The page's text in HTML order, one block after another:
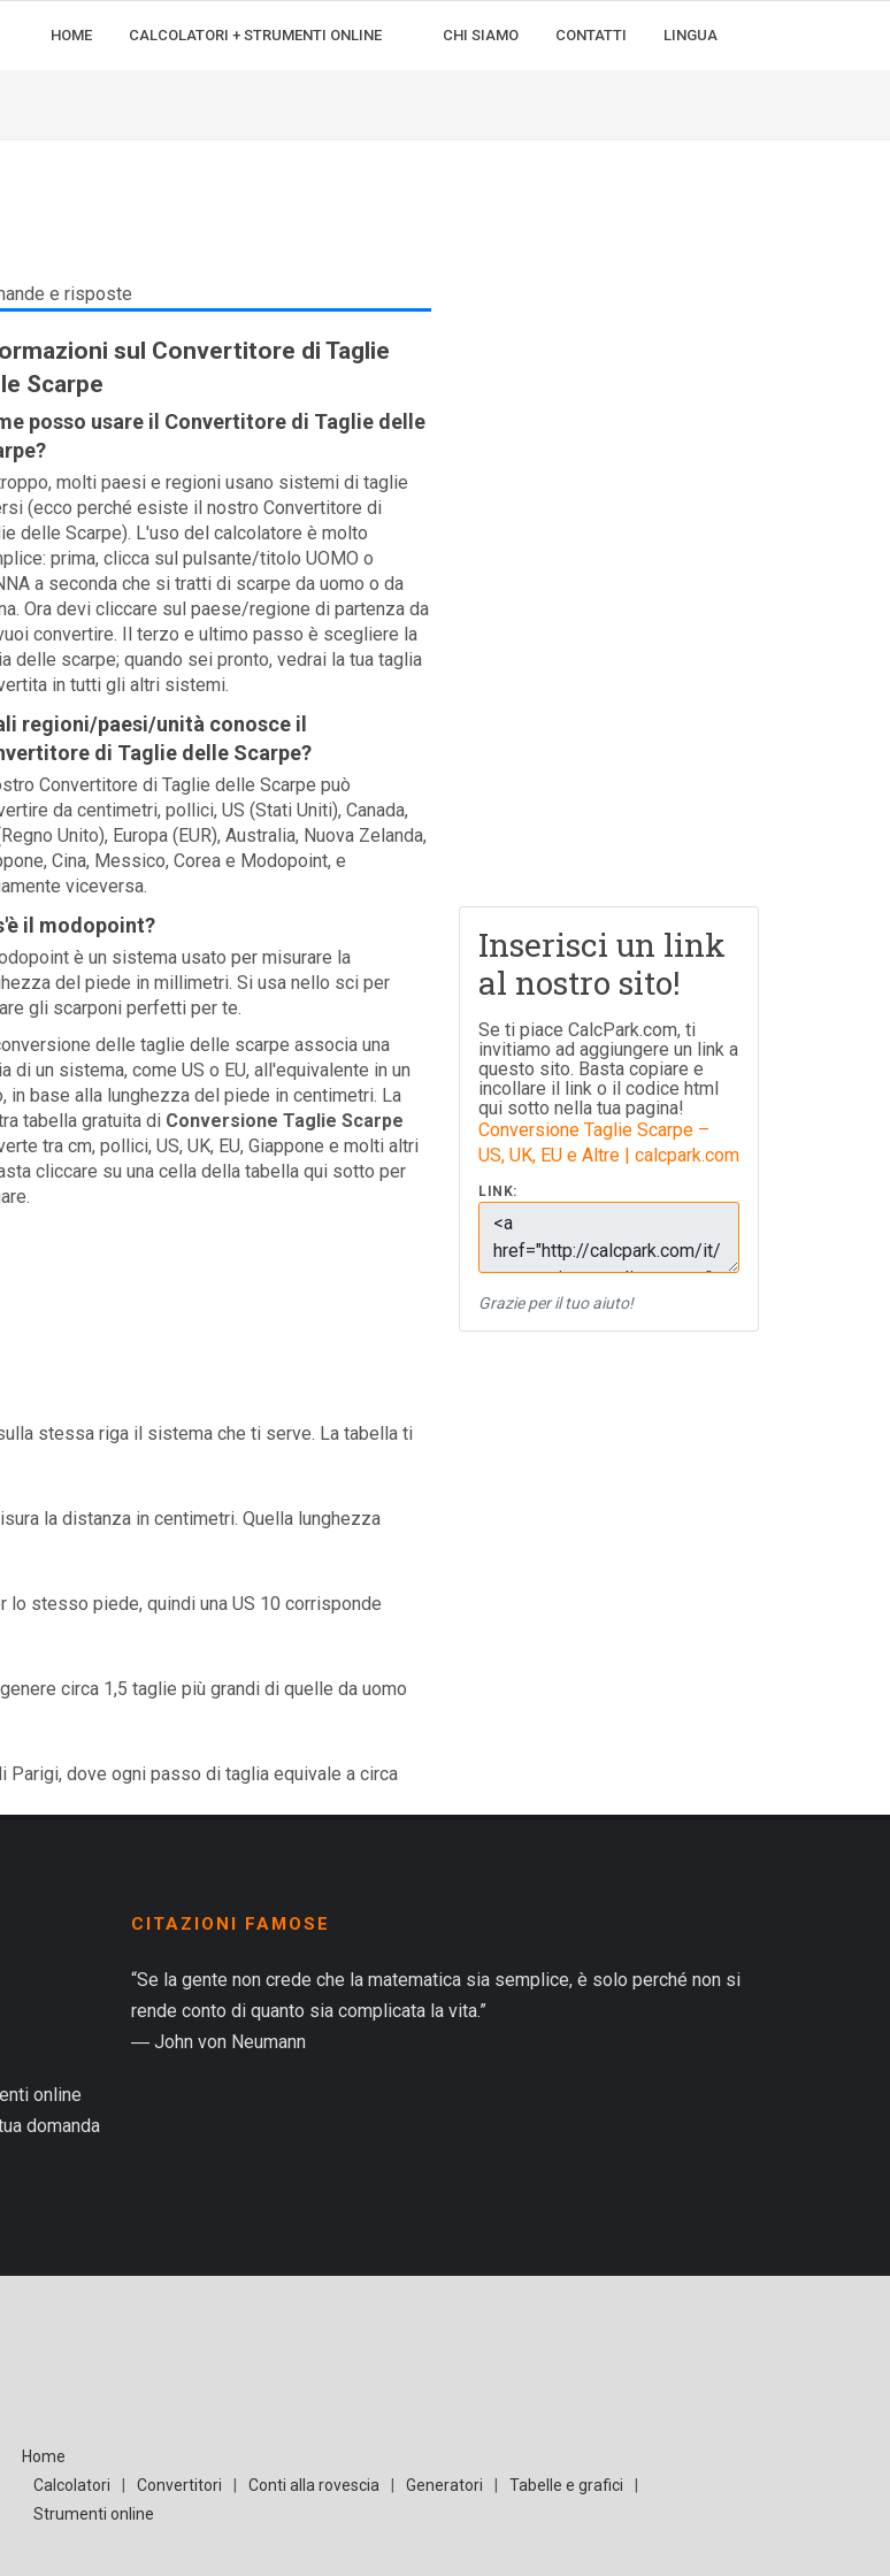
HOME CALCOLATORI + STRUMENTI ONLINE CHI SIAMO CONTATTI LINGUA
e risposte
sul Convertitore di Taglie
Scarpe
posso usare il Convertitore di Taglie delle
molti paesi e regioni usano sistemi di taglie
(ecco perché esiste il nostro Convertitore di
delle Scarpe). L'uso del calcolatore è molto
prima, clicca sul pulsante/titolo UOMO o
a seconda che si tratti di scarpe da uomo o da
Ora devi cliccare sul paese/regione di partenza da
convertire. Il terzo e ultimo passo è scegliere la
delle scarpe; quando sei pronto, vedrai la tua taglia
in tutti gli altri sistemi.
regioni/paesi/unità conosce il
di Taglie delle Scarpe?
Convertitore di Taglie delle Scarpe può
da centimetri, pollici, US (Stati Uniti), Canada,
Unito), Europa (EUR), Australia, Nuova Zelanda,
Cina, Messico, Corea e Modopoint, e
viceversa.
il modopoint?
è un sistema usato per misurare la
del piede in millimetri. Si usa nello sci per
gli scarponi perfetti per te.
delle taglie delle scarpe associa una
di un sistema, come US o EU, all'equivalente in un
in base alla lunghezza del piede in centimetri. La
tabella gratuita di Conversione Taglie Scarpe
tra cm, pollici, US, UK, EU, Giappone e molti altri
cliccare su una cella della tabella qui sotto per
Inserisci un link
al nostro sito!
Se ti piace CalcPark.com, ti
invitiamo ad aggiungere un link a
questo sito. Basta copiare e
incollare il link o il codice html
qui sotto nella tua pagina!
Conversione Taglie Scarpe –
US, UK, EU e Altre | calcpark.com
LINK:
Grazie per il tuo aiuto!
stessa riga il sistema che ti serve. La tabella ti
la distanza in centimetri. Quella lunghezza
stesso piede, quindi una US 10 corrisponde
circa 1,5 taglie più grandi di quelle da uomo
dove ogni passo di taglia equivale a circa
online
domanda
CITAZIONI FAMOSE
“Se la gente non crede che la matematica sia semplice, è solo perché non si
rende conto di quanto sia complicata la vita.”
― John von Neumann
Home
Calcolatori
| Convertitori | Conti alla rovescia | Generatori | Tabelle e grafici
|
Strumenti online